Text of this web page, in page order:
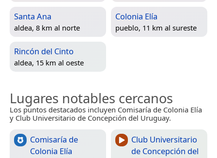
Santa Ana
aldea, 8 km al norte
Colonia Elía
pueblo, 11 km al sureste
Rincón del Cinto
aldea, 15 km al oeste
Lugares notables cercanos
Los puntos destacados incluyen Comisaría de Colonia Elía
y Club Universitario de Concepción del Uruguay.
Comisaría de
Colonia Elía
Club Universitario
de Concepción del